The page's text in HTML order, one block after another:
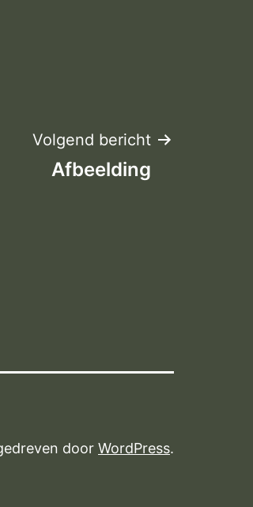
Volgend bericht
Afbeelding
door WordPress.